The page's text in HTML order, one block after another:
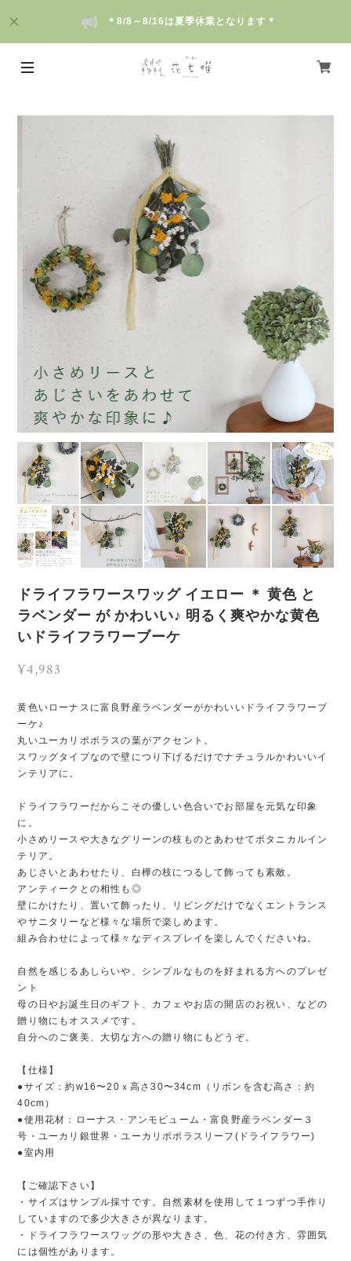
＊8/8～8/16は夏季休業となります＊
ドライフラワースワッグ イエロー ＊ 黄色 と
ラベンダー が かわいい♪ 明るく爽やかな黄色
いドライフラワーブーケ
¥4,983
黄色いローナスに富良野産ラベンダーがかわいいドライフラワーブ
ーケ♪
丸いユーカリポポラスの葉がアクセント。
スワッグタイプなので壁につり下げるだけでナチュラルかわいいイ
ンテリアに。
ドライフラワーだからこその優しい色合いでお部屋を元気な印象
に。
小さめリースや大きなグリーンの枝ものとあわせてボタニカルイン
テリア。
あじさいとあわせたり、白樺の枝につるして飾っても素敵。
アンティークとの相性も◎
壁にかけたり、置いて飾ったり、リビングだけでなくエントランス
やサニタリーなど様々な場所で楽しめます。
組み合わせによって様々なディスプレイを楽しんでくださいね。
自然を感じるあしらいや、シンプルなものを好まれる方へのプレゼ
ント
母の日やお誕生日のギフト、カフェやお店の開店のお祝い、などの
贈り物にもオススメです。
自分へのご褒美、大切な方への贈り物にもどうぞ。
【仕様】
●サイズ：約w16〜20ｘ高さ30〜34cm（リボンを含む高さ：約
40cm）
●使用花材：ローナス・アンモビューム・富良野産ラベンダー３
号・ユーカリ銀世界・ユーカリポポラスリーフ(ドライフラワー)
●室内用
【ご確認下さい】
・サイズはサンプル採寸です。自然素材を使用して１つずつ手作り
していますので多少大きさが異なります。
・ドライフラワースワッグの形や大きさ、色、花の付き方、雰囲気
には個性があります。